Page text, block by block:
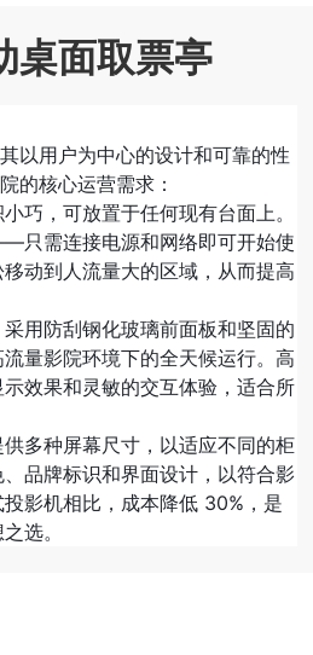
桌面取票亭
以用户为中心的设计和可靠的性
的核心运营需求：
巧，可放置于任何现有台面上。
只需连接电源和网络即可开始使
动到人流量大的区域，从而提高
采用防刮钢化玻璃前面板和坚固的
量影院环境下的全天候运行。高
效果和灵敏的交互体验，适合所
多种屏幕尺寸，以适应不同的柜
品牌标识和界面设计，以符合影
影机相比，成本降低 30%，是
选。